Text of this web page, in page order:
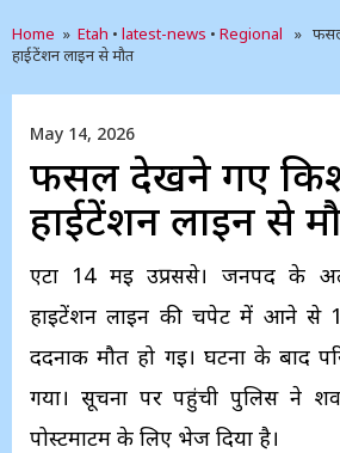
Home » Etah • latest-news • Regional » फसल
हाईटेंशन लाइन से मौत
May 14, 2026
फसल देखने गए
हाईटेंशन लाइन से
एटा 14 मई उप्रससे। जनपद के
हाईटेंशन लाइन की चपेट में आने से
दर्दनाक मौत हो गई। घटना के बाद
गया। सूचना पर पहुंची पुलिस ने
पोस्टमार्टम के लिए भेज दिया है।